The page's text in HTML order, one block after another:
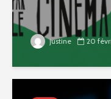
justine 20